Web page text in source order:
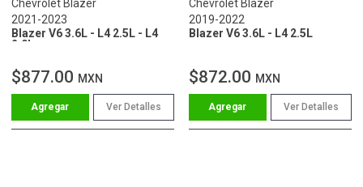
Chevrolet Blazer
2021-2023
Blazer V6 3.6L - L4 2.5L - L4
2.0L
$877.00 MXN
Ver Detalles
Chevrolet Blazer
2019-2022
Blazer V6 3.6L - L4 2.5L
$872.00 MXN
Ver Detalles